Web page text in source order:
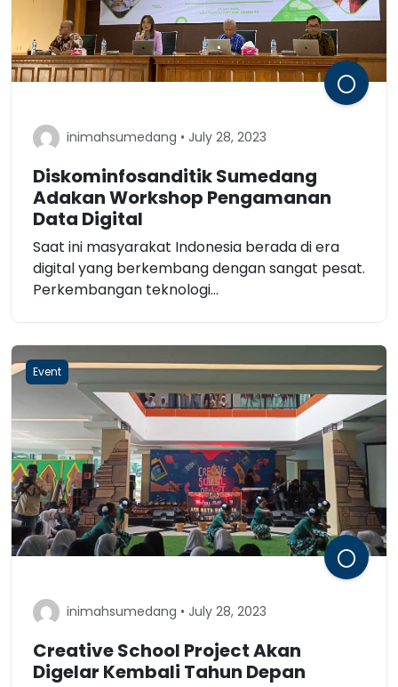
inimahsumedang • July 28, 2023
Diskominfosanditik Sumedang
Adakan Workshop Pengamanan
Data Digital
Saat ini masyarakat Indonesia berada di era
digital yang berkembang dengan sangat pesat.
Perkembangan teknologi...
Event
inimahsumedang • July 28, 2023
Creative School Project Akan
Digelar Kembali Tahun Depan